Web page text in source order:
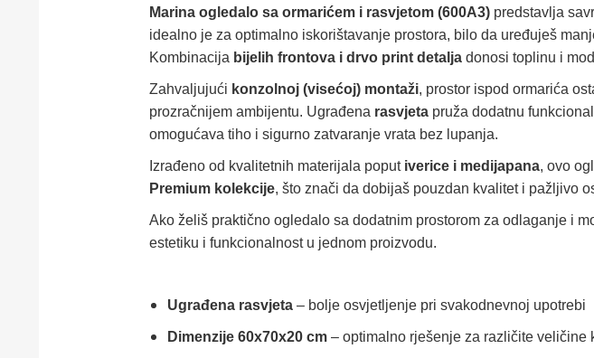
Marina ogledalo sa ormarićem i rasvjetom (600A3)predstavlja
idealno je za optimalno iskorištavanje prostora, bilo da uređuješ
Kombinacija bijelih frontova i drvo print detaljadonosi toplinu i
Zahvaljujući konzolnoj (visećoj) montaži, prostor ispod ormarića
prozračnijem ambijentu. Ugrađena rasvjetapruža dodatnu
omogućava tiho i sigurno zatvaranje vrata bez lupanja.
Izrađeno od kvalitetnih materijala poput iverice i medijapana, ovo
Premium kolekcije, što znači da dobijaš pouzdan kvalitet i pažljivo
Ako želiš praktično ogledalo sa dodatnim prostorom za odlaganje i
estetiku i funkcionalnost u jednom proizvodu.
Ugrađena rasvjeta– bolje osvjetljenje pri svakodnevnoj upotrebi
Dimenzije 60x70x20 cm– optimalno rješenje za različite veličine